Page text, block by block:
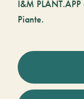
I&M
Piante.